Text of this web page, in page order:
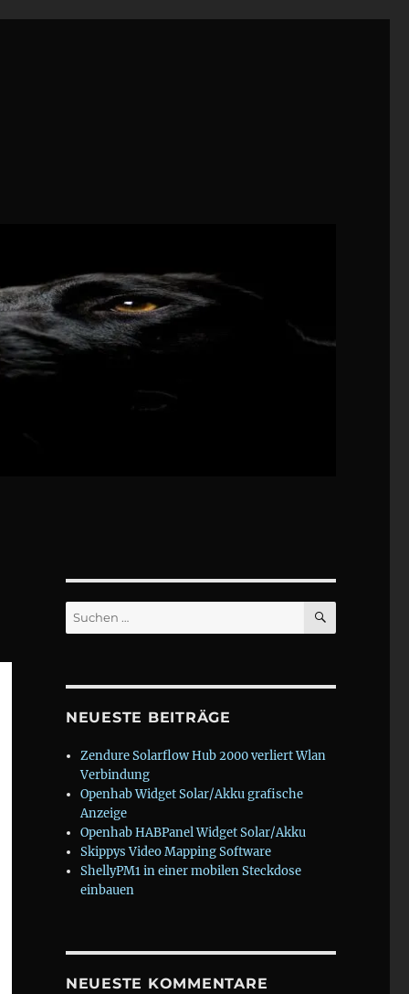
Suchen
nach:
SUCHEN
NEUESTE BEITRÄGE
Zendure Solarflow Hub 2000 verliert Wlan
Verbindung
Openhab Widget Solar/Akku grafische
Anzeige
Openhab HABPanel Widget Solar/Akku
Skippys Video Mapping Software
ShellyPM1 in einer mobilen Steckdose
einbauen
NEUESTE KOMMENTARE